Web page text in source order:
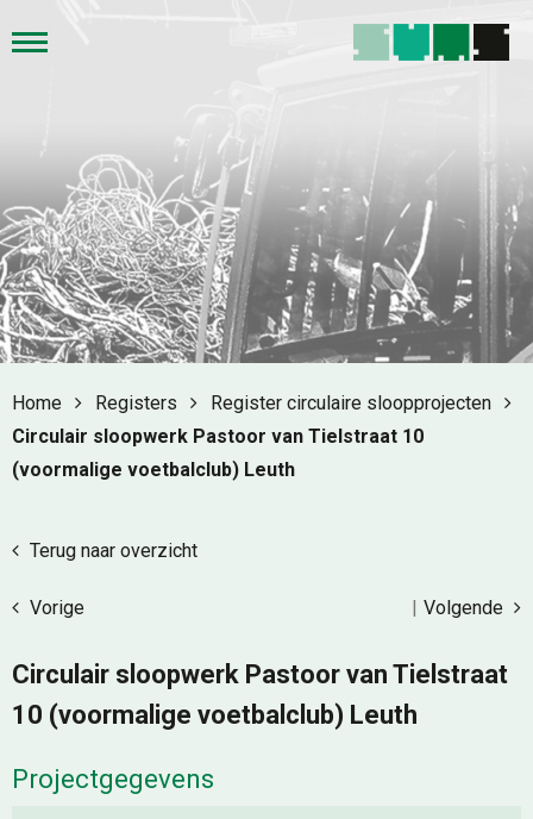
Home Registers
Register circulaire sloopprojecten
Circulair sloopwerk Pastoor van Tielstraat 10
(voormalige voetbalclub) Leuth
Terug naar overzicht
Volgende
|
Vorige
Circulair sloopwerk Pastoor van Tielstraat
10 (voormalige voetbalclub) Leuth
Projectgegevens